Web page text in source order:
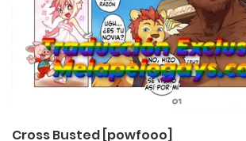
Cross Busted [powfooo]